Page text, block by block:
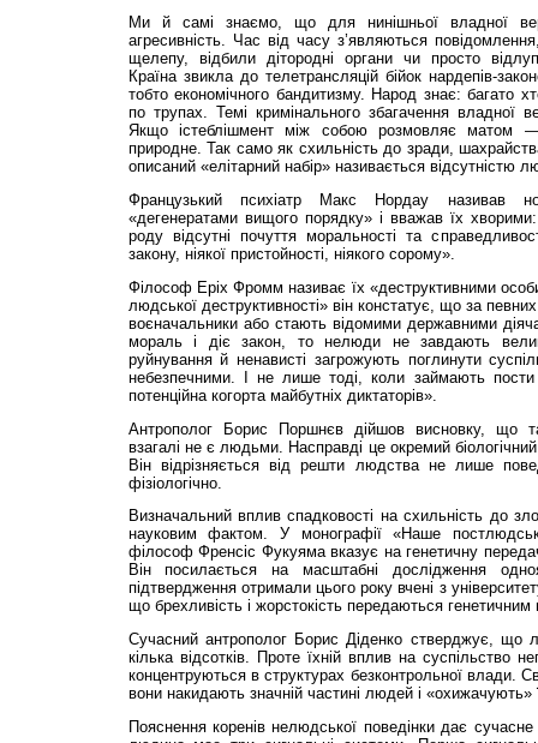
Ми й самі знаємо, що для нинішньої владної
агресивність. Час від часу з’являються
щелепу, відбили дітородні органи чи просто
Країна звикла до телетрансляцій бійок нардепів-
тобто економічного бандитизму. Народ знає: багато
по трупах. Темі кримінального збагачення владної
Якщо істеблішмент між собою розмовляє матом
природне. Так само як схильність до зради,
описаний «елітарний набір» називається відсутністю
Французький психіатр Макс Нордау називав
«дегенератами вищого порядку» і вважав їх
роду відсутні почуття моральності та
закону, ніякої пристойності, ніякого сорому».
Філософ Еріх Фромм називає їх «деструктивними
людської деструктивності» він констатує, що за
воєначальники або стають відомими державними
мораль і діє закон, то нелюди не завдають
руйнування й ненависті загрожують поглинути
небезпечними. І не лише тоді, коли займають пости
потенційна когорта майбутніх диктаторів».
Антрополог Борис Поршнєв дійшов висновку, що
взагалі не є людьми. Насправді це окремий
Він відрізняється від решти людства не лише
фізіологічно.
Визначальний вплив спадковості на схильність до
науковим фактом. У монографії «Наше
філософ Френсіс Фукуяма вказує на генетичну
Він посилається на масштабні дослідження
підтвердження отримали цього року вчені з
що брехливість і жорстокість передаються
Сучасний антрополог Борис Діденко стверджує, що
кілька відсотків. Проте їхній вплив на суспільство
концентруються в структурах безконтрольної влади.
вони накидають значній частині людей і «охижачують»
Пояснення коренів нелюдської поведінки дає